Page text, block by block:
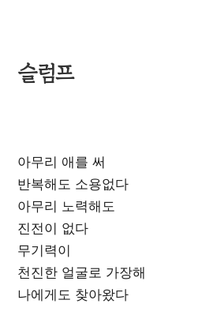
슬럼프
아무리 애를 써
반복해도 소용없다
아무리 노력해도
진전이 없다
무기력이
천진한 얼굴로 가장해
나에게도 찾아왔다